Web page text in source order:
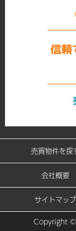
売買物件を探
会社概要
サイトマッ
Copyright